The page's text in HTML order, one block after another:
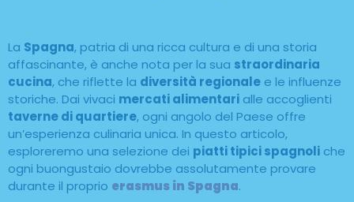
La Spagna, patria di una ricca cultura e di una storia
affascinante, è anche nota per la sua straordinaria
cucina, che riflette la diversità regionale e le influenze
storiche. Dai vivaci mercati alimentari alle accoglienti
taverne di quartiere, ogni angolo del Paese offre
un’esperienza culinaria unica. In questo articolo,
esploreremo una selezione dei piatti tipici spagnoli che
ogni buongustaio dovrebbe assolutamente provare
durante il proprio erasmus in Spagna.